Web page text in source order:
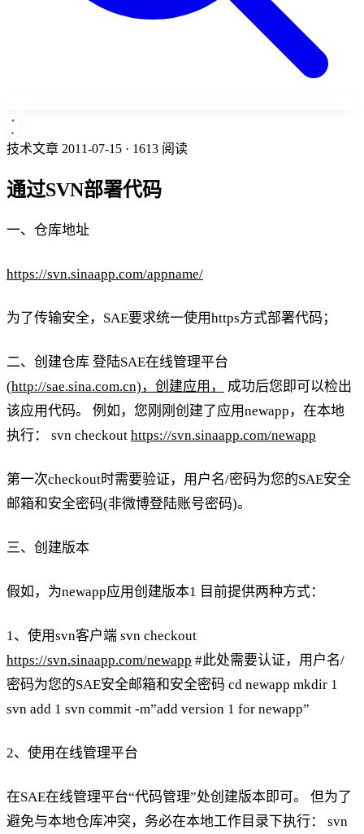
技术文章 2011-07-15 · 1613 阅读
通过SVN部署代码
一、仓库地址
https://svn.sinaapp.com/appname/
为了传输安全，SAE要求统一使用https方式部署代码；
二、创建仓库 登陆SAE在线管理平台
(http://sae.sina.com.cn)，创建应用，
成功后您即可以检出
该应用代码。 例如，您刚刚创建了应用newapp，在本地
执行： svn checkout https://svn.sinaapp.com/newapp
第一次checkout时需要验证，用户名/密码为您的SAE安全
邮箱和安全密码(非微博登陆账号密码)。
三、创建版本
假如，为newapp应用创建版本1 目前提供两种方式：
1、使用svn客户端 svn checkout
https://svn.sinaapp.com/newapp #此处需要认证，用户名/
密码为您的SAE安全邮箱和安全密码 cd newapp mkdir 1
svn add 1 svn commit -m”add version 1 for newapp”
2、使用在线管理平台
在SAE在线管理平台“代码管理”处创建版本即可。 但为了
避免与本地仓库冲突，务必在本地工作目录下执行： svn